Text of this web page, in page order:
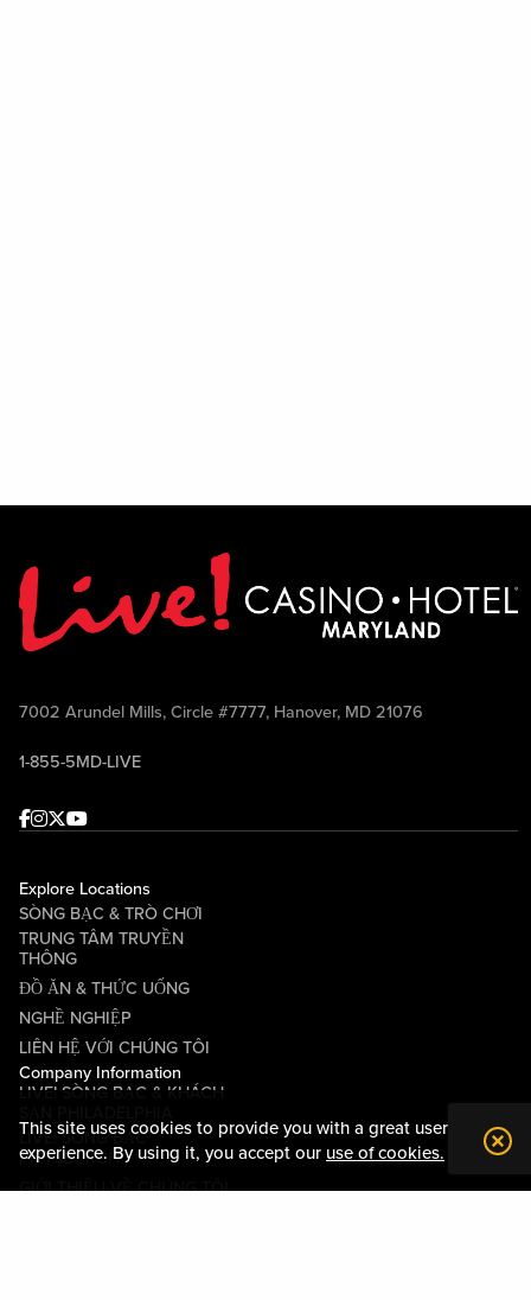
This site uses cookies to provide you with a great user
experience. By using it, you accept our use of cookies.
7002 Arundel Mills, Circle #7777, Hanover, MD 21076
1-855-5MD-LIVE
Facebook
Instagram
Twitter
Youtube
Explore Locations
SÒNG BẠC & TRÒ CHƠI
TRUNG TÂM TRUYỀN
THÔNG
ĐỒ ĂN & THỨC UỐNG
NGHỀ NGHIỆP
LIÊN HỆ VỚI CHÚNG TÔI
Company Information
LIVE! SÒNG BẠC & KHÁCH
LIVE! SÒNG BẠC
PITTSBURGH
GIỚI THIỆU VỀ CHÚNG TÔI